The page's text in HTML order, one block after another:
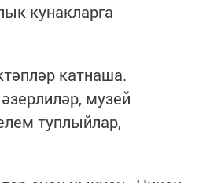
кунакларга
катнаша.
музей
туплыйлар,